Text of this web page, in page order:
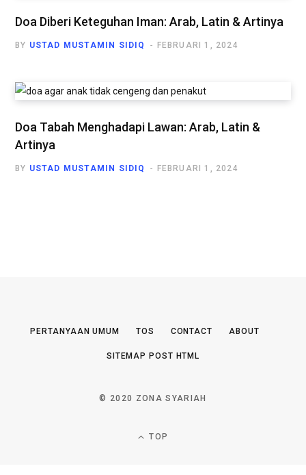
Doa Diberi Keteguhan Iman: Arab, Latin & Artinya
BY USTAD MUSTAMIN SIDIQ FEBRUARI 1, 2024
Doa Tabah Menghadapi Lawan: Arab, Latin &
Artinya
BY USTAD MUSTAMIN SIDIQ FEBRUARI 1, 2024
PERTANYAAN UMUM TOS CONTACT ABOUT
SITEMAP POST HTML
© 2020 ZONA SYARIAH
TOP